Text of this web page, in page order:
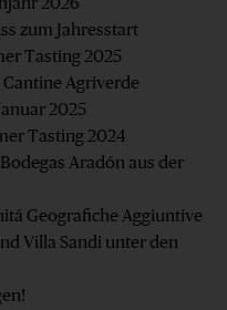
zum Jahresstart
Tasting 2025
Agriverde
2025
Tasting 2024
Aradón aus der
Geografiche Aggiuntive
Villa Sandi unter den